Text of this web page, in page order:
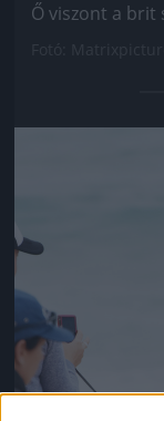
Ő viszont a brit